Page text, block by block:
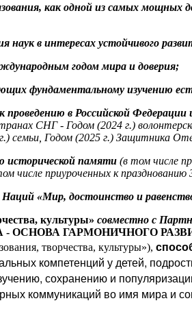
как одной из самых мощных
в интересах устойчивого
годом мира и доверия;
фундаментальному изучению
в Российской
СНГ - Годом (2024 г.)
семьи, Годом (2025 г.) Защитника
исторической памяти (в том числе
числе приуроченных к празднованию
«Мир, достоинство и
культуры» совместно с
ОСНОВА ГАРМОНИЧНОГО
творчества, культуры»),
компетенций у детей,
сохранению и
коммуникаций во имя мира и